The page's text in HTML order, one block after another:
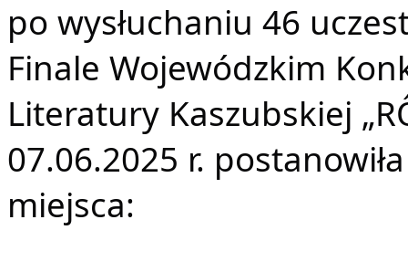
po wysłuchaniu 46
Finale Wojewódzkim
Literatury Kaszubskiej
07.06.2025 r.
miejsca: